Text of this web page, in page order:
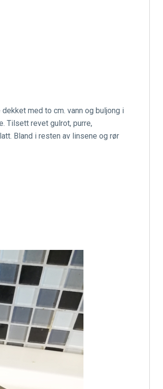
med to cm. vann og buljong i
Tilsett revet gulrot, purre,
Bland i resten av linsene og rør